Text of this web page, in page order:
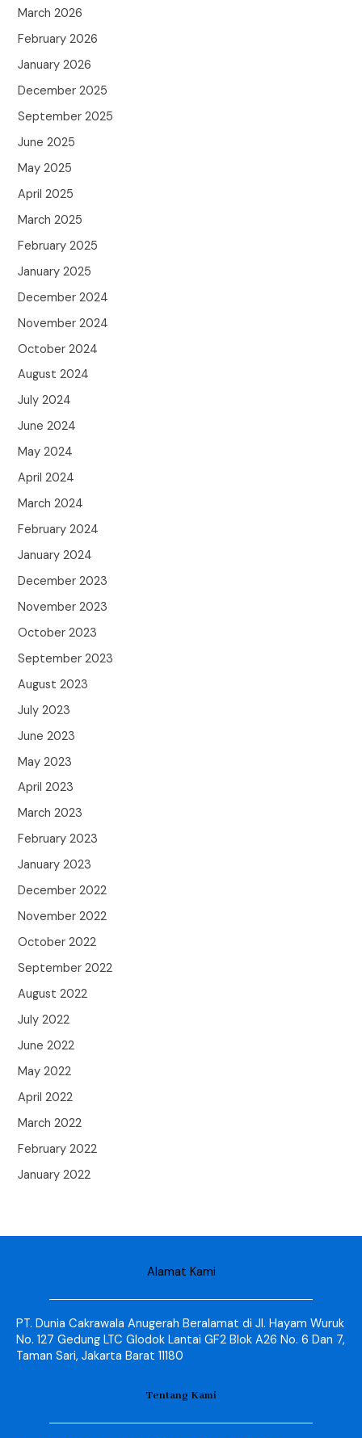
March 2026
February 2026
January 2026
December 2025
September 2025
June 2025
May 2025
April 2025
March 2025
February 2025
January 2025
December 2024
November 2024
October 2024
August 2024
July 2024
June 2024
May 2024
April 2024
March 2024
February 2024
January 2024
December 2023
November 2023
October 2023
September 2023
August 2023
July 2023
June 2023
May 2023
April 2023
March 2023
February 2023
January 2023
December 2022
November 2022
October 2022
September 2022
August 2022
July 2022
June 2022
May 2022
April 2022
March 2022
February 2022
January 2022
Alamat Kami
PT. Dunia Cakrawala Anugerah Beralamat di Jl. Hayam Wuruk
No. 127 Gedung LTC Glodok Lantai GF2 Blok A26 No. 6 Dan 7,
Taman Sari, Jakarta Barat 11180
Tentang Kami